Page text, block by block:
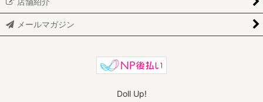
メールマガジン
Doll Up!